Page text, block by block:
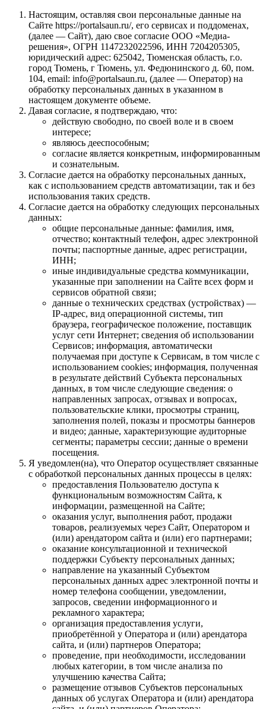
Настоящим, оставляя свои персональные данные на
Сайте https://portalsaun.ru/, его сервисах и поддоменах,
(далее — Сайт), даю свое согласие ООО «Медиа-
решения», ОГРН 1147232022596, ИНН 7204205305,
юридический адрес: 625042, Тюменская область, г.о.
город Тюмень, г Тюмень, ул. Федюнинского д. 60, пом.
104, email: info@portalsaun.ru, (далее — Оператор) на
обработку персональных данных в указанном в
настоящем документе объеме.
Давая согласие, я подтверждаю, что:
действую свободно, по своей воле и в своем
интересе;
являюсь дееспособным;
согласие является конкретным, информированным
и сознательным.
Согласие дается на обработку персональных данных,
как с использованием средств автоматизации, так и без
использования таких средств.
Согласие дается на обработку следующих персональных
данных:
общие персональные данные: фамилия, имя,
отчество; контактный телефон, адрес электронной
почты; паспортные данные, адрес регистрации,
ИНН;
иные индивидуальные средства коммуникации,
указанные при заполнении на Сайте всех форм и
сервисов обратной связи;
данные о технических средствах (устройствах) —
IP-адрес, вид операционной системы, тип
браузера, географическое положение, поставщик
услуг сети Интернет; сведения об использовании
Сервисов; информация, автоматически
получаемая при доступе к Сервисам, в том числе с
использованием cookies; информация, полученная
в результате действий Субъекта персональных
данных, в том числе следующие сведения: о
направленных запросах, отзывах и вопросах,
пользовательские клики, просмотры страниц,
заполнения полей, показы и просмотры баннеров
и видео; данные, характеризующие аудиторные
сегменты; параметры сессии; данные о времени
посещения.
Я уведомлен(на), что Оператор осуществляет связанные
с обработкой персональных данных процессы в целях:
предоставления Пользователю доступа к
функциональным возможностям Сайта, к
информации, размещенной на Сайте;
оказания услуг, выполнения работ, продажи
товаров, реализуемых через Сайт, Оператором и
(или) арендатором сайта и (или) его партнерами;
оказание консультационной и технической
поддержки Субъекту персональных данных;
направление на указанный Субъектом
персональных данных адрес электронной почты и
номер телефона сообщении, уведомлении,
запросов, сведении информационного и
рекламного характера;
организация предоставления услуги,
приобретённой у Оператора и (или) арендатора
сайта, и (или) партнеров Оператора;
проведение, при необходимости, исследовании
любых категории, в том числе анализа по
улучшению качества Сайта;
размещение отзывов Субъектов персональных
данных об услугах Оператора и (или) арендатора